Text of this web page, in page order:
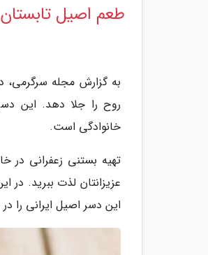
طعم اصیل
به گزارش مجله سرگرمی،
روح را جلا دهد. این
خانوادگی است.
تهیه بستنی زعفرانی در
عزیزانتان لذت ببرید. در
این دسر اصیل ایرانی را